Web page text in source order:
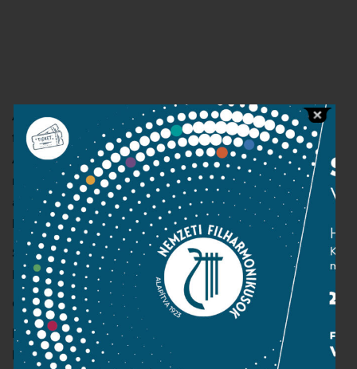
A Nemzeti Filharmonikus Zenekar 2023-ban ünnepli
fennállásának 100. évfordulóját.
A jubileum alkalmából a Nemzeti Filharmonikusok
művészei országszerte ingyenes kamarakoncertekkel
ajándékozzák meg a közönséget.
Minden kedves érdeklődőt szeretettel várunk!
Szent Péter és Pál római katolikus templom
Püspökladány, Bajcsy-Zsilinszky utca 1.
GIOVANNI BATTISTA PERGOLESI: Stabat Mater
Kristófi Ágnes
szoprán
Estefán Tünde
alt